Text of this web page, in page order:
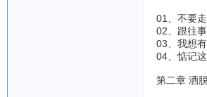
01、不要
02、跟往
03、我想
04、惦记
第二章 洒